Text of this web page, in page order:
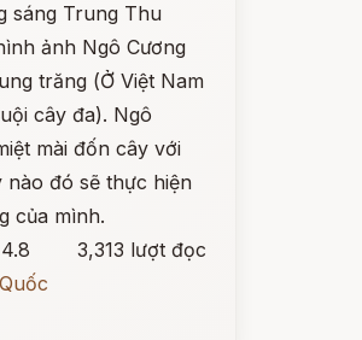
sáng Trung Thu
ảnh Ngô Cương
trăng (Ở Việt Nam
cây đa). Ngô
mài đốn cây với
nào đó sẽ thực hiện
của mình.
4.8
3,313 lượt đọc